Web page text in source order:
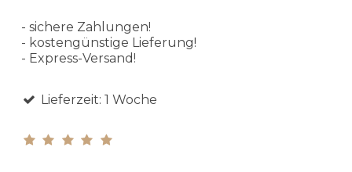
- sichere Zahlungen!
- kostengünstige Lieferung!
- Express-Versand!
Lieferzeit: 1 Woche